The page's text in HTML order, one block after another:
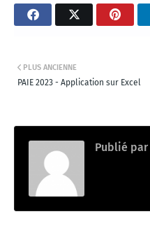
PLUS ANCIENNE
PAIE 2023 - Application sur Excel
Publié par